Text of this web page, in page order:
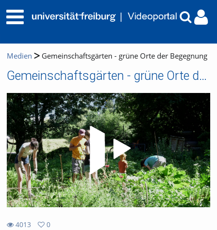
Medien Gemeinschaftsgärten - grüne Orte der Begegnung
Gemeinschaftsgärten - grüne Orte der Begegnung
4013
0